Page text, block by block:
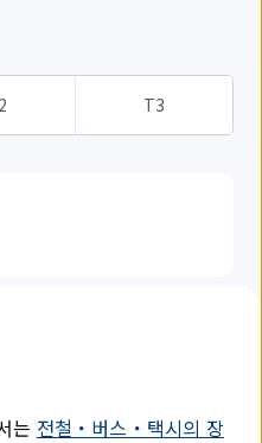
T3
는 전철・버스・택시의 장